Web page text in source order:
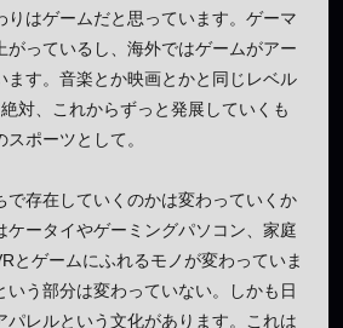
りはゲームだと思っています。ゲーマ
がっているし、海外ではゲームがアー
ます。音楽とか映画とかと同じレベル
対、これからずっと発展していくも
ポーツとして。
で存在していくのかは変わっていくか
ケータイやゲーミングパソコン、家庭
とゲームにふれるモノが変わっていま
いう部分は変わっていない。しかも日
パレルという文化があります。これは